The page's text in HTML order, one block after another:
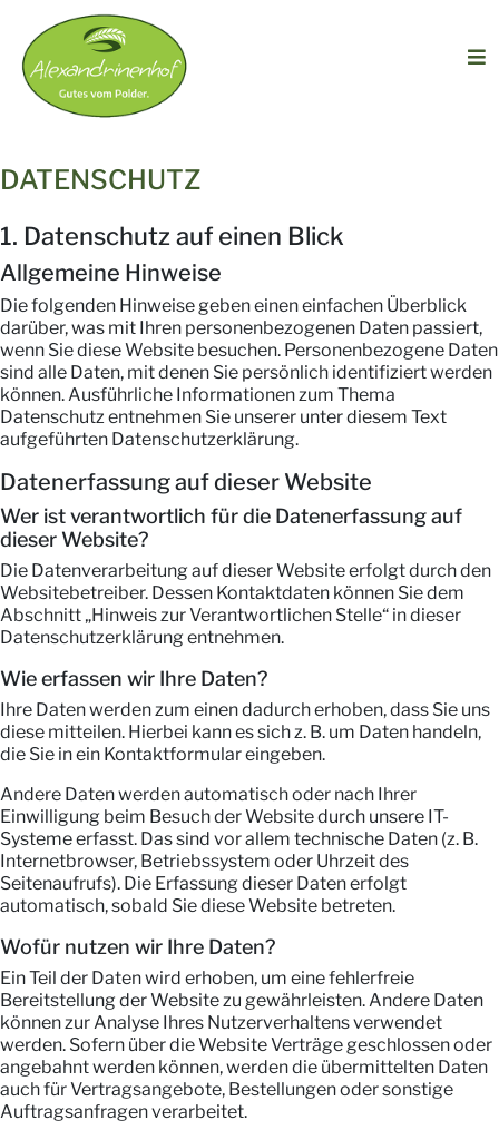
DATENSCHUTZ
1. Datenschutz auf einen Blick
Allgemeine Hinweise
Die folgenden Hinweise geben einen einfachen Überblick
darüber, was mit Ihren personenbezogenen Daten passiert,
wenn Sie diese Website besuchen. Personenbezogene Daten
sind alle Daten, mit denen Sie persönlich identifiziert werden
können. Ausführliche Informationen zum Thema
Datenschutz entnehmen Sie unserer unter diesem Text
aufgeführten Datenschutzerklärung.
Datenerfassung auf dieser Website
Wer ist verantwortlich für die Datenerfassung auf
dieser Website?
Die Datenverarbeitung auf dieser Website erfolgt durch den
Websitebetreiber. Dessen Kontaktdaten können Sie dem
Abschnitt „Hinweis zur Verantwortlichen Stelle“ in dieser
Datenschutzerklärung entnehmen.
Wie erfassen wir Ihre Daten?
Ihre Daten werden zum einen dadurch erhoben, dass Sie uns
diese mitteilen. Hierbei kann es sich z. B. um Daten handeln,
die Sie in ein Kontaktformular eingeben.
Andere Daten werden automatisch oder nach Ihrer
Einwilligung beim Besuch der Website durch unsere IT-
Systeme erfasst. Das sind vor allem technische Daten (z. B.
Internetbrowser, Betriebssystem oder Uhrzeit des
Seitenaufrufs). Die Erfassung dieser Daten erfolgt
automatisch, sobald Sie diese Website betreten.
Wofür nutzen wir Ihre Daten?
Ein Teil der Daten wird erhoben, um eine fehlerfreie
Bereitstellung der Website zu gewährleisten. Andere Daten
können zur Analyse Ihres Nutzerverhaltens verwendet
werden. Sofern über die Website Verträge geschlossen oder
angebahnt werden können, werden die übermittelten Daten
auch für Vertragsangebote, Bestellungen oder sonstige
Auftragsanfragen verarbeitet.